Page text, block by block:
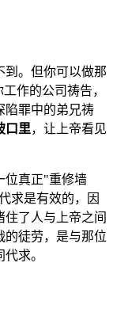
到。但你可以做那
作的公司祷告，
陷罪中的弟兄祷
口里，让上帝看见
位真正"重修墙
求是有效的，因
了人与上帝之间
的徒劳，是与那位
求。